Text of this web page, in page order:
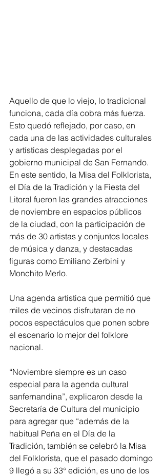
Aquello de que lo viejo, lo tradicional
funciona, cada día cobra más fuerza.
Esto quedó reflejado, por caso, en
cada una de las actividades culturales
y artísticas desplegadas por el
gobierno municipal de San Fernando.
En este sentido, la Misa del Folklorista,
el Día de la Tradición y la Fiesta del
Litoral fueron las grandes atracciones
de noviembre en espacios públicos
de la ciudad, con la participación de
más de 30 artistas y conjuntos locales
de música y danza, y destacadas
figuras como Emiliano Zerbini y
Monchito Merlo.
Una agenda artística que permitió que
miles de vecinos disfrutaran de no
pocos espectáculos que ponen sobre
el escenario lo mejor del folklore
nacional.
“Noviembre siempre es un caso
especial para la agenda cultural
sanfernandina”, explicaron desde la
Secretaría de Cultura del municipio
para agregar que “además de la
habitual Peña en el Día de la
Tradición, también se celebró la Misa
del Folklorista, que el pasado domingo
9 llegó a su 33° edición, es uno de los